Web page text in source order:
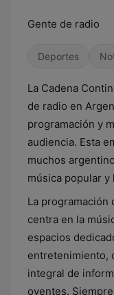
Gente de radio
Deportes
La Cadena
de radio en
programación y
audiencia. Esta
muchos
música popular
La programación
centra en la
espacios
entretenimiento,
integral de
oyentes.